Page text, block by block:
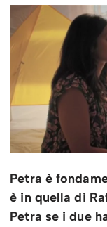
Petra è
è in quella di
Petra se i due